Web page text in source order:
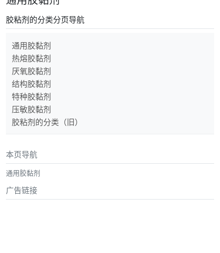
胶粘剂的分类分页导航
通用胶黏剂
热熔胶黏剂
厌氧胶黏剂
结构胶黏剂
特种胶黏剂
压敏胶黏剂
胶粘剂的分类（旧）
本页导航
通用胶黏剂
广告链接